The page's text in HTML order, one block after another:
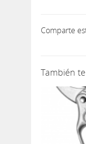
Comparte
También